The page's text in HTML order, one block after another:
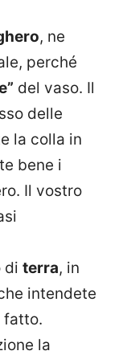
, ne
perché
del vaso. Il
delle
la colla in
bene i
Il vostro
di terra, in
intendete
fatto.
la